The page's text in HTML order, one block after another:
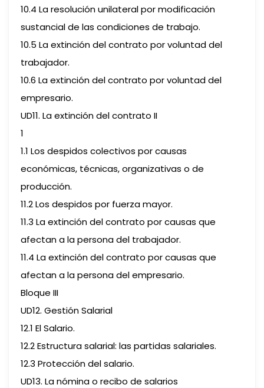
10.4 La resolución unilateral por modificación
sustancial de las condiciones de trabajo.
10.5 La extinción del contrato por voluntad del
trabajador.
10.6 La extinción del contrato por voluntad del
empresario.
UD11. La extinción del contrato II
1
1.1 Los despidos colectivos por causas
económicas, técnicas, organizativas o de
producción.
11.2 Los despidos por fuerza mayor.
11.3 La extinción del contrato por causas que
afectan a la persona del trabajador.
11.4 La extinción del contrato por causas que
afectan a la persona del empresario.
Bloque III
UD12. Gestión Salarial
12.1 El Salario.
12.2 Estructura salarial: las partidas salariales.
12.3 Protección del salario.
UD13. La nómina o recibo de salarios